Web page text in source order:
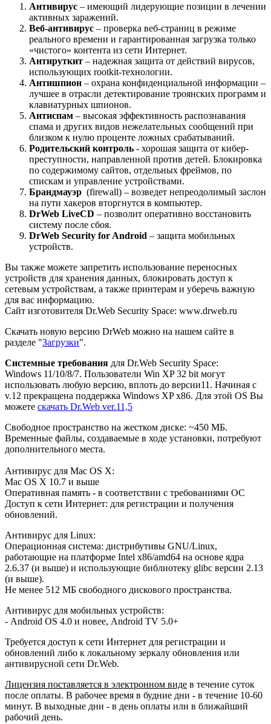
Антивирус – имеющий лидерующие позиции в лечении
активных заражений.
Веб-антивирус – проверка веб-страниц в режиме
реального времени и гарантированная загрузка только
«чистого» контента из сети Интернет.
Антируткит – надежная защита от действий вирусов,
использующих rootkit-технологии.
Антишпион – охрана конфиденциальной информации –
лучшее в отрасли детектирование троянских программ и
клавиатурных шпионов.
Антиспам – высокая эффективность распознавания
спама и других видов нежелательных сообщений при
близком к нулю проценте ложных срабатываний.
Родительский контроль - хорошая защита от кибер-
преступности, направленной против детей. Блокировка
по содержимому сайтов, отдельных фреймов, по
спискам и управление устройствами.
Брандмауэр (firewall) – возведет непреодолимый заслон
на пути хакеров вторгнутся в компьютер.
DrWeb LiveCD – позволит оперативно восстановить
систему после сбоя.
DrWeb Security for Android – защита мобильных
устройств.
Вы также можете запретить использование переносных
устройств для хранения данных, блокировать доступ к
сетевым устройствам, а также принтерам и уберечь важную
для вас информацию.
Сайт изготовителя Dr.Web Security Space: www.drweb.ru
Скачать новую версию DrWeb можно на нашем сайте в
разделе "Загрузки".
Системные требования для Dr.Web Security Space:
Windows 11/10/8/7. Пользователи Win XP 32 bit могут
использовать любую версию, вплоть до версии11. Начиная с
v.12 прекращена поддержка Windows XP x86. Для этой OS Вы
можете скачать Dr.Web ver.11,5
Свободное пространство на жестком диске: ~450 МБ.
Временные файлы, создаваемые в ходе установки, потребуют
дополнительного места.
Антивирус для Mac OS X:
Mac ОS X 10.7 и выше
Оперативная память - в соответствии с требованиями ОС
Доступ к сети Интернет: для регистрации и получения
обновлений.
Антивирус для Linux:
Операционная система: дистрибутивы GNU/Linux,
работающие на платформе Intel x86/amd64 на основе ядра
2.6.37 (и выше) и использующие библиотеку glibc версии 2.13
(и выше).
Не менее 512 МБ свободного дискового пространства.
Антивирус для мобильных устройств:
- Android OS 4.0 и новее, Android TV 5.0+
Требуется доступ к сети Интернет для регистрации и
обновлений либо к локальному зеркалу обновления или
антивирусной сети Dr.Web.
Лицензия поставляется в электронном виде в течение суток
после оплаты. В рабочее время в будние дни - в течение 10-60
минут. В выходные дни - в день оплаты или в ближайший
рабочий день.